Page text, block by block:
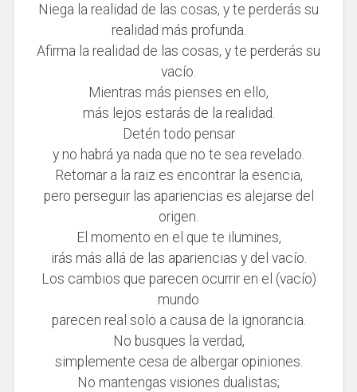
Niega la realidad de las cosas, y te perderás su
realidad más profunda.
Afirma la realidad de las cosas, y te perderás su
vacío.
Mientras más pienses en ello,
más lejos estarás de la realidad.
Detén todo pensar
y no habrá ya nada que no te sea revelado.
Retornar a la raiz es encontrar la esencia,
pero perseguir las apariencias es alejarse del
origen.
El momento en el que te ilumines,
irás más allá de las apariencias y del vacío.
Los cambios que parecen ocurrir en el (vacío)
mundo
parecen real solo a causa de la ignorancia.
No busques la verdad,
simplemente cesa de albergar opiniones.
No mantengas visiones dualistas;